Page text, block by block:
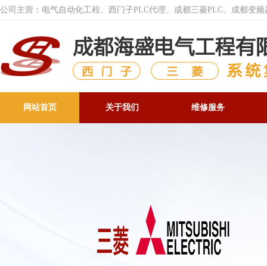
公司主营：电气自动化工程、西门子PLC代理、成都三菱PLC、成都变
网站首页 关于我们 维修服务